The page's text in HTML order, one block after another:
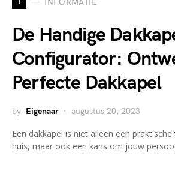
De Handige
Configurator:
Perfecte Dakkapel
by Eigenaar augustus 20, 2023
Een dakkapel is niet alleen een
huis, maar ook een kans om jouw